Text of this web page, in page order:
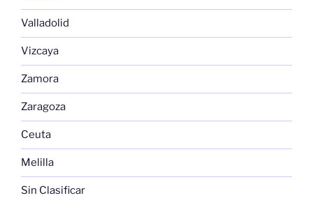
Valladolid
Vizcaya
Zamora
Zaragoza
Ceuta
Melilla
Sin Clasificar